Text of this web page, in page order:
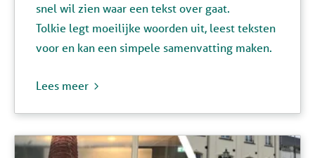
snel wil zien waar een tekst over gaat.
Tolkie legt moeilijke woorden uit, leest teksten
voor en kan een simpele samenvatting maken.
Lees meer